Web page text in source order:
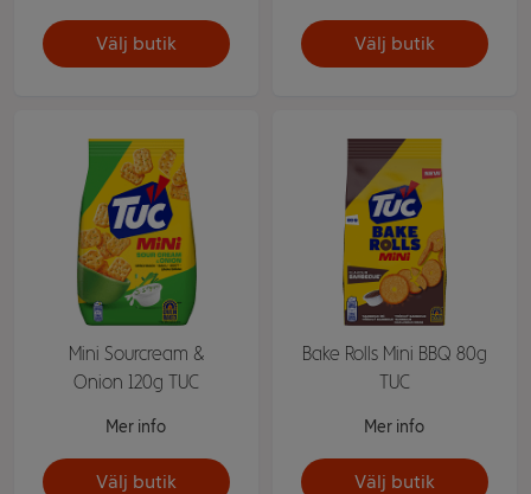
Välj butik Välj butik
Mini Sourcream &
Onion 120g TUC
Mer info
Välj butik
Bake Rolls Mini BBQ 80g
TUC
Mer info
Välj butik